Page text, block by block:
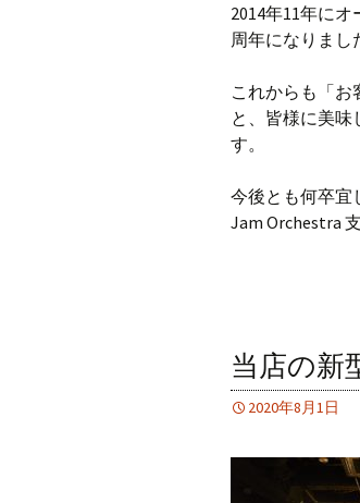
2014年11年に
周年になりまし
これからも「
と、皆様に美味
す。
今後とも何卒宜
Jam Orchestra
当店の新
2020年8月1日